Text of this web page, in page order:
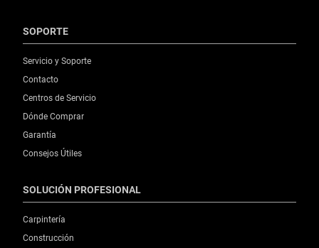
SOPORTE
Servicio y Soporte
Contacto
Centros de Servicio
Dónde Comprar
Garantía
Consejos Útiles
SOLUCIÓN PROFESIONAL
Carpintería
Construcción